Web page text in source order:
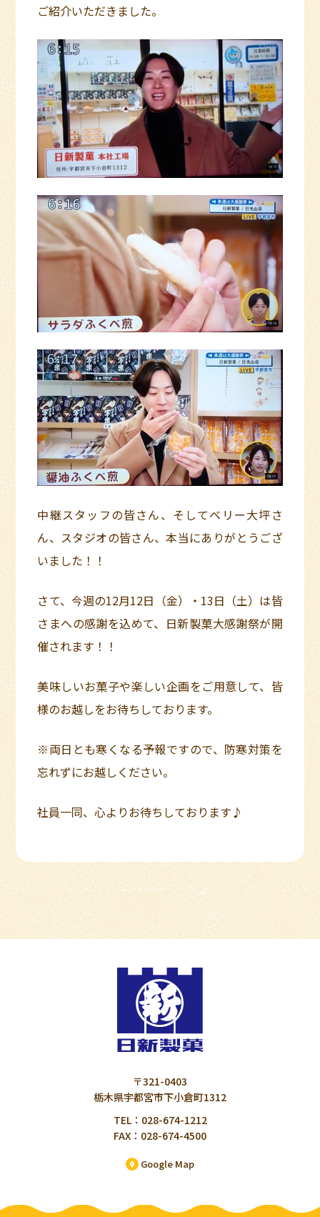
ご紹介いただきました。
中継スタッフの皆さん、そしてベリー大坪さ
ん、スタジオの皆さん、本当にありがとうござ
いました！！
さて、今週の12月12日（金）・13日（土）は皆
さまへの感謝を込めて、日新製菓大感謝祭が開
催されます！！
美味しいお菓子や楽しい企画をご用意して、皆
様のお越しをお待ちしております。
※両日とも寒くなる予報ですので、防寒対策を
忘れずにお越しください。
社員一同、心よりお待ちしております♪
〒321-0403
栃木県宇都宮市下小倉町1312
TEL：028-674-1212
FAX：028-674-4500
Google Map